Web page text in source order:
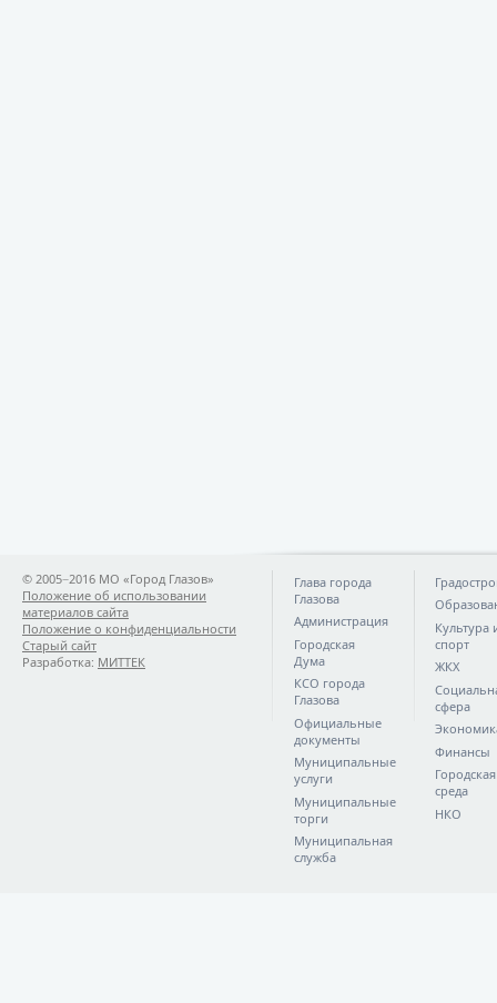
© 2005−2016 МО «Город Глазов»
Положение об использовании
материалов сайта
Положение о конфиденциальности
Старый сайт
Разработка: МИТТЕК
Глава города
Глазова
Администрация
Городская
Дума
КСО города
Глазова
Официальные
документы
Муниципальные
услуги
Муниципальные
торги
Муниципальная
служба
Культура
спорт
ЖКХ
сфера
Финансы
Городская
среда
НКО